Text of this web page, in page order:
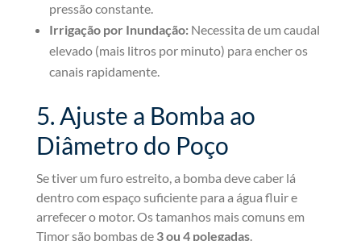
pressão constante.
Irrigação por Inundação:Necessita de um caudal
elevado (mais litros por minuto) para encher os
canais rapidamente.
5. Ajuste a Bomba ao
Diâmetro do Poço
Se tiver um furo estreito, a bomba deve caber lá
dentro com espaço suficiente para a água fluir e
arrefecer o motor. Os tamanhos mais comuns em
Timor são bombas de 3 ou 4 polegadas.